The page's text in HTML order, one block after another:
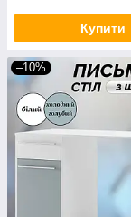
Купити
–10%